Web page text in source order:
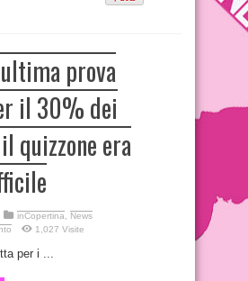
prova
il 30% dei
quizzone era
inCopertina
News
1,027 Visite
per i ...